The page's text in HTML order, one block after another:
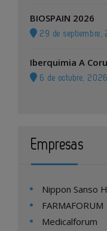
BIOSPAIN 2026
29 de septiembre,
Iberquimia A
6 de octubre, 2026
Empresas
Nippon Sanso
FARMAFORUM
Medicalforum